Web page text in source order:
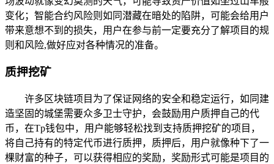
变化；智能合约风险则如同潜藏在暗处的陷阱，可能会给用户
带来意想不到的损失，用户在参与前一定要充分了解项目的规
则和风险,做好应对各种情况的准备。
质押挖矿
许多区块链项目为了保证网络的安全和稳定运行，如同建
造坚固的城堡需要众多卫士守护，会鼓励用户质押自己的代
币，在Tp钱包中，用户能够轻松找到支持质押挖矿的项目，
将自己持有的特定代币进行质押，质押后，用户就像种下了一
棵财富的种子，可以获得相应的奖励，奖励形式可能是项目的